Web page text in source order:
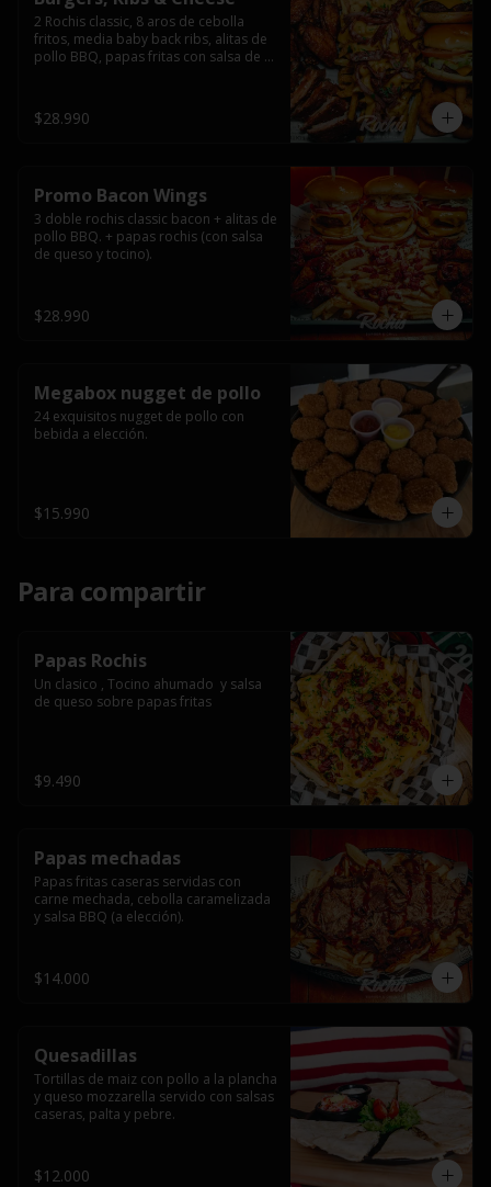
2 Rochis classic, 8 aros de cebolla
fritos, media baby back ribs, alitas de
pollo BBQ, papas fritas con salsa de
$28.990
Promo Bacon Wings
3 doble rochis classic bacon + alitas de
pollo BBQ. + papas rochis (con salsa
de queso y tocino).
$28.990
Megabox nugget de pollo
24 exquisitos nugget de pollo con
bebida a elección.
$15.990
Para compartir
Papas Rochis
Un clasico , Tocino ahumado  y salsa
de queso sobre papas fritas
$9.490
Papas mechadas
Papas fritas caseras servidas con
carne mechada, cebolla caramelizada
y salsa BBQ (a elección).
$14.000
Quesadillas
Tortillas de maiz con pollo a la plancha
y queso mozzarella servido con salsas
caseras, palta y pebre.
$12.000